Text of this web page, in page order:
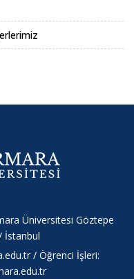
Üniversitesi Göztepe
İstanbul
/ Öğrenci İşleri: